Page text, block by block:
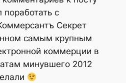
с
Секрет
самым крупным
коммерции в
минувшего 2012